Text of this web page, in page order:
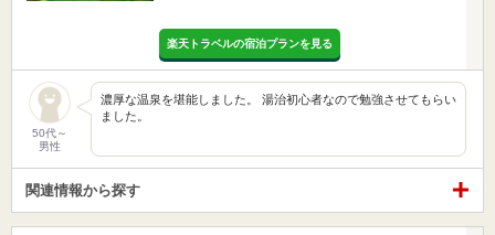
楽天トラベルの宿泊プランを見る
50代～
男性
濃厚な温泉を堪能しました。 湯治初心者なので勉強させてもらい
ました。
関連情報から探す